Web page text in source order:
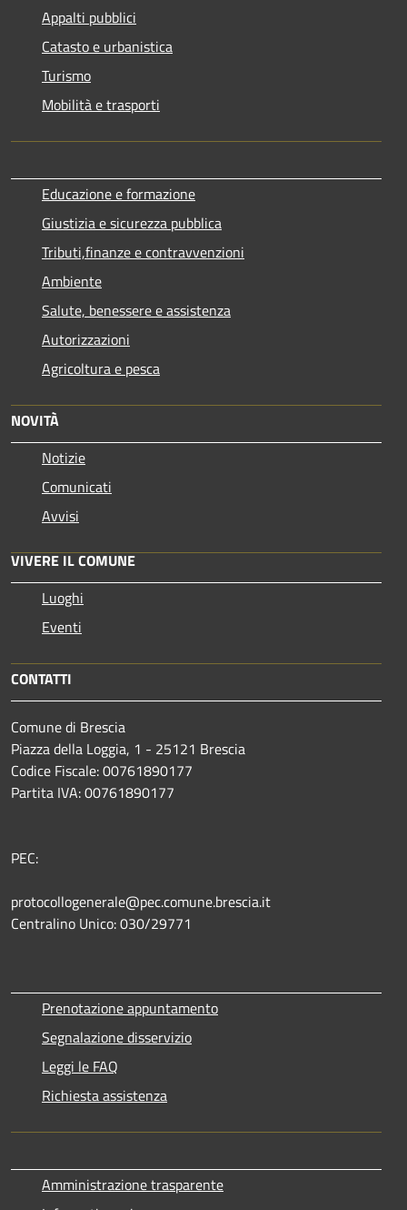
Appalti pubblici
Catasto e urbanistica
Turismo
Mobilità e trasporti
Educazione e formazione
Giustizia e sicurezza pubblica
Tributi,finanze e contravvenzioni
Ambiente
Salute, benessere e assistenza
Autorizzazioni
Agricoltura e pesca
NOVITÀ
Notizie
Comunicati
Avvisi
VIVERE IL COMUNE
Luoghi
Eventi
CONTATTI
Comune di Brescia
Piazza della Loggia, 1 - 25121 Brescia
Codice Fiscale: 00761890177
Partita IVA: 00761890177
PEC:
protocollogenerale@pec.comune.brescia.it
Centralino Unico: 030/29771
Prenotazione appuntamento
Segnalazione disservizio
Leggi le FAQ
Richiesta assistenza
Amministrazione trasparente